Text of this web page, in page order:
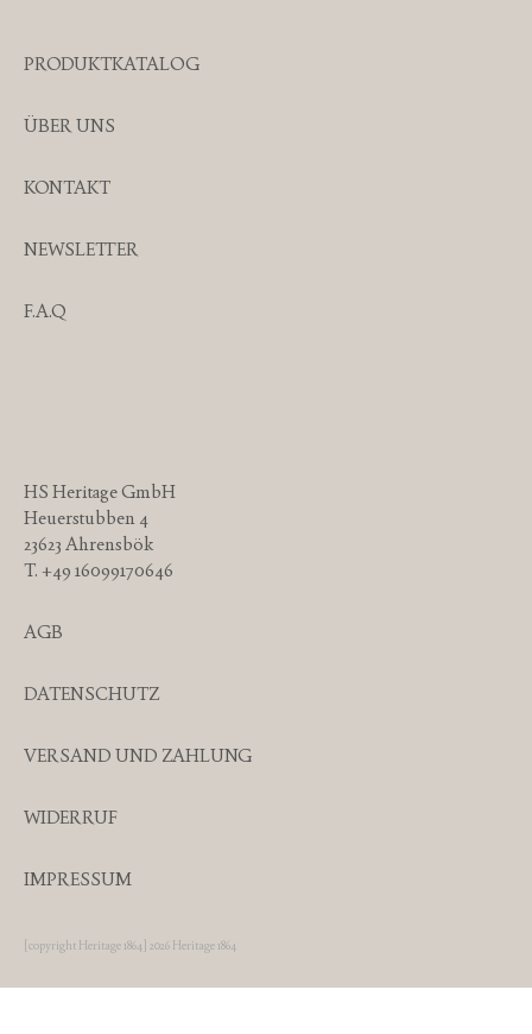
PRODUKTKATALOG
ÜBER UNS
KONTAKT
NEWSLETTER
F.A.Q
HS Heritage GmbH
Heuerstubben 4
23623 Ahrensbök
T. +49 16099170646
AGB
DATENSCHUTZ
VERSAND UND ZAHLUNG
WIDERRUF
IMPRESSUM
[copyright Heritage 1864] 2026 Heritage 1864